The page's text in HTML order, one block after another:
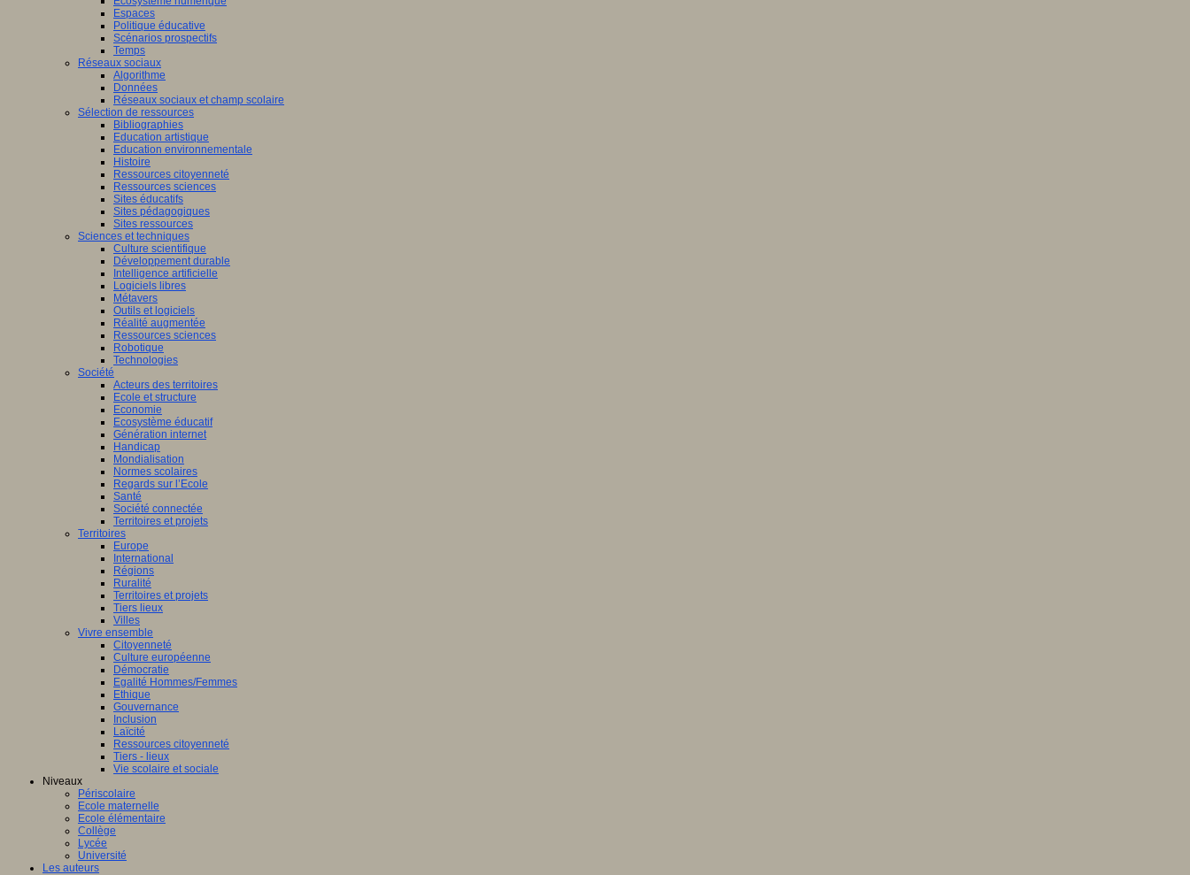
Espaces
Politique éducative
Scénarios prospectifs
Temps
Réseaux sociaux
Algorithme
Données
Réseaux sociaux et champ scolaire
Sélection de ressources
Bibliographies
Education artistique
Education environnementale
Histoire
Ressources citoyenneté
Ressources sciences
Sites éducatifs
Sites pédagogiques
Sites ressources
Sciences et techniques
Culture scientifique
Développement durable
Intelligence artificielle
Logiciels libres
Métavers
Outils et logiciels
Réalité augmentée
Ressources sciences
Robotique
Technologies
Société
Acteurs des territoires
Ecole et structure
Economie
Ecosystème éducatif
Génération internet
Handicap
Mondialisation
Normes scolaires
Regards sur l’Ecole
Santé
Société connectée
Territoires et projets
Territoires
Europe
International
Régions
Ruralité
Territoires et projets
Tiers lieux
Villes
Vivre ensemble
Citoyenneté
Culture européenne
Démocratie
Egalité Hommes/Femmes
Ethique
Gouvernance
Inclusion
Laïcité
Ressources citoyenneté
Tiers - lieux
Vie scolaire et sociale
Niveaux
Périscolaire
Ecole maternelle
Ecole élémentaire
Collège
Lycée
Université
Les auteurs